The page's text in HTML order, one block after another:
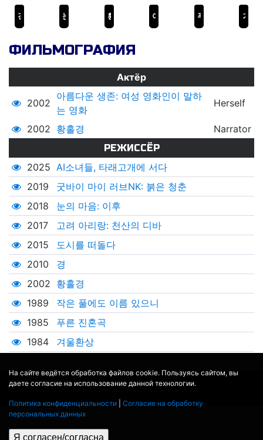
На сайте ведётся обработка файлов cookie. Пользуясь сайтом, вы
даете согласие на использование данной технологии.
Политика конфиденциальности
Согласие на обработку
персональных данных
Я согласен/согласна
ФИЛЬМОГРАФИЯ
Актёр
2002
아름다운 생존: 여성 영화인이 말하
는 영화
Herself
2002 황홀경 Narrator
РЕЖИССЁР
2025 AI소녀들, 타래고개에 서다
2019
굿바이 마이 러브NK: 붉은 청춘
2018
눈의 마음: 이후
2017
고려 아리랑: 천산의 디바
2015
도시를 떠돌다
2010
경
2002 황홀경
1989
작은 풀에도 이름 있으니
1985
푸른 진혼곡
1984
겨울환상
© 2017 - 2026 MOVIE
ДАННЫЕ ПРЕДОСТАВЛЕНЫ:
ПЕРЕВЕДЕНО СЕРВИСОМЯНДЕКС.ПЕРЕВОД
THEATER BY ICONDOTS FROM THE NOUN PROJECT